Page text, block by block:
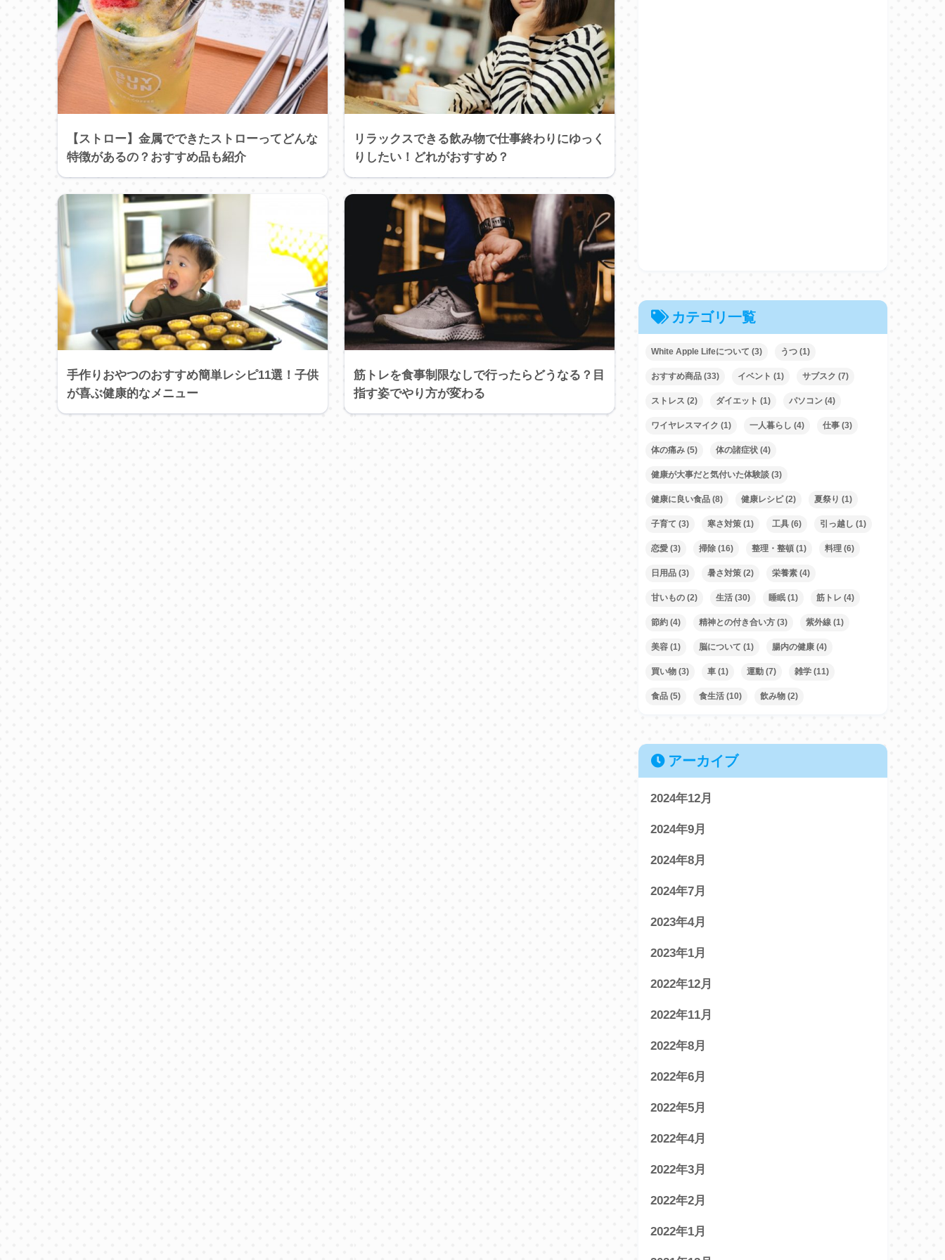
【ストロー】金属でできたストローってどんな
特徴があるの？おすすめ品も紹介
リラックスできる飲み物で仕事終わりにゆっく
りしたい！どれがおすすめ？
手作りおやつのおすすめ簡単レシピ11選！子供
が喜ぶ健康的なメニュー
筋トレを食事制限なしで行ったらどうなる？目
指す姿でやり方が変わる
カテゴリ一覧
White Apple Lifeについて (3) うつ (1)
おすすめ商品 (33) イベント (1) サブスク (7)
ストレス (2) ダイエット (1) パソコン (4)
ワイヤレスマイク (1) 一人暮らし (4) 仕事 (3)
体の痛み (5) 体の諸症状 (4)
健康が大事だと気付いた体験談 (3)
健康に良い食品 (8) 健康レシピ(2) 夏祭り (1)
子育て (3) 寒さ対策 (1) 工具 (6) 引っ越し (1)
恋愛 (3) 掃除 (16) 整理・整頓 (1) 料理 (6)
日用品 (3) 暑さ対策 (2) 栄養素 (4)
甘いもの (2) 生活 (30) 睡眠 (1) 筋トレ (4)
節約 (4) 精神との付き合い方 (3) 紫外線 (1)
美容 (1) 脳について (1) 腸内の健康 (4)
買い物 (3) 車 (1) 運動 (7) 雑学 (11)
食品 (5) 食生活 (10) 飲み物 (2)
アーカイブ
2024年12月
2024年9月
2024年8月
2024年7月
2023年4月
2023年1月
2022年12月
2022年11月
2022年8月
2022年6月
2022年5月
2022年4月
2022年3月
2022年2月
2022年1月